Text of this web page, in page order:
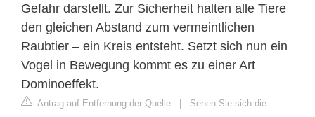
Gefahr darstellt. Zur Sicherheit halten alle Tiere
den gleichen Abstand zum vermeintlichen
Raubtier – ein Kreis entsteht. Setzt sich nun ein
Vogel in Bewegung kommt es zu einer Art
Dominoeffekt.
Antrag auf Entfernung der Quelle | Sehen Sie sich die